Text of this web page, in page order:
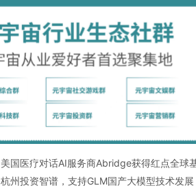
美国医疗对话AI服务商Abridge获得红点全球
杭州投资智谱，支持GLM国产大模型技术发展